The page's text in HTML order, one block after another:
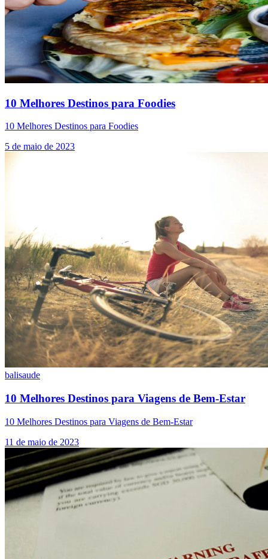
10 Melhores Destinos para Foodies
10 Melhores Destinos para Foodies
5 de maio de 2023
balisaude
10 Melhores Destinos para Viagens de Bem-Estar
10 Melhores Destinos para Viagens de Bem-Estar
11 de maio de 2023